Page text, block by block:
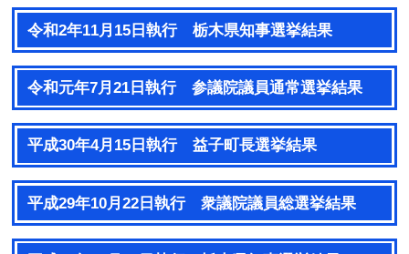
令和2年11月15日執行 栃木県知事選挙結果
令和元年7月21日執行 参議院議員通常選挙結果
平成30年4月15日執行 益子町長選挙結果
平成29年10月22日執行 衆議院議員総選挙結果